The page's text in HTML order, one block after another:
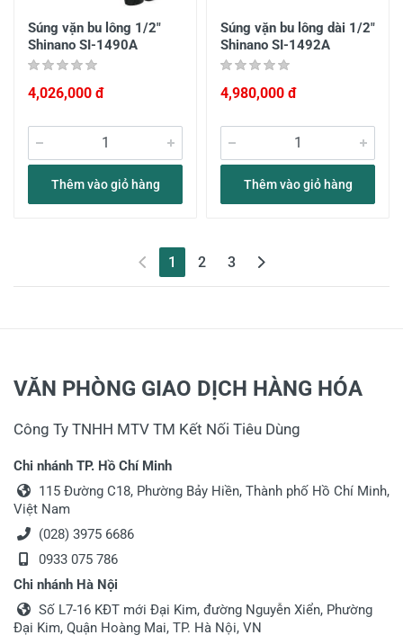
Súng vặn bu lông 1/2"
Shinano SI-1490A
4,026,000 đ
Thêm vào giỏ hàng
Súng vặn bu lông dài 1/2"
Shinano SI-1492A
4,980,000 đ
Thêm vào giỏ hàng
1 (current)
2 3
VĂN PHÒNG GIAO DỊCH HÀNG HÓA
Công Ty TNHH MTV TM Kết Nối Tiêu Dùng
Chi nhánh TP. Hồ Chí Minh
115 Đường C18, Phường Bảy Hiền, Thành phố Hồ Chí Minh,
Việt Nam
(028) 3975 6686
0933 075 786
Chi nhánh Hà Nội
Số L7-16 KĐT mới Đại Kim, đường Nguyễn Xiển, Phường
Đại Kim, Quận Hoàng Mai, TP. Hà Nội, VN